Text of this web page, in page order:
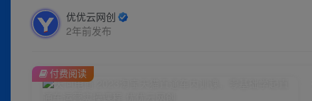
优优云网创
2年前发布
付费阅读